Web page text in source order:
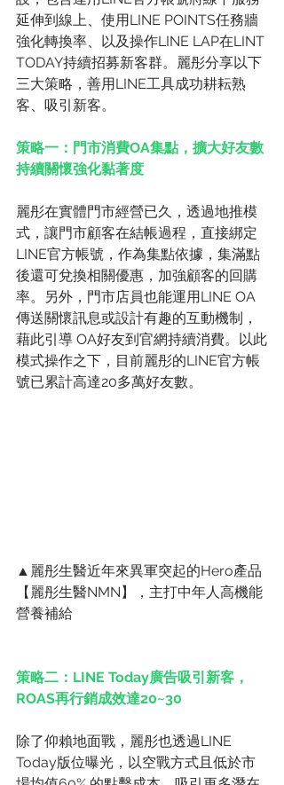
延伸到線上、使用LINE POINTS任務牆
強化轉換率、以及操作LINE LAP在LINT
TODAY持續招募新客群。麗彤分享以下
三大策略，善用LINE工具成功耕耘熟
客、吸引新客。
策略一：門市消費OA集點，擴大好友數
持續關懷強化黏著度
麗彤在實體門市經營已久，透過地推模
式，讓門市顧客在結帳過程，直接綁定
LINE官方帳號，作為集點依據，集滿點
後還可兌換相關優惠，加強顧客的回購
率。另外，門市店員也能運用LINE OA
傳送關懷訊息或設計有趣的互動機制，
藉此引導 OA好友到官網持續消費。以此
模式操作之下，目前麗彤的LINE官方帳
號已累計高達20多萬好友數。
▲麗彤生醫近年來異軍突起的Hero產品
【麗彤生醫NMN】，主打中年人高機能
營養補給
策略二：LINE Today廣告吸引新客，
ROAS再行銷成效達20~30
除了仰賴地面戰，麗彤也透過LINE
Today版位曝光，以空戰方式且低於市